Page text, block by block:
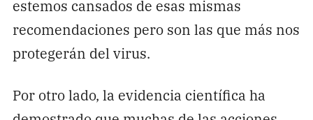
estemos cansados de esas mismas
recomendaciones pero son las que más nos
protegerán del virus.
Por otro lado, la evidencia científica ha